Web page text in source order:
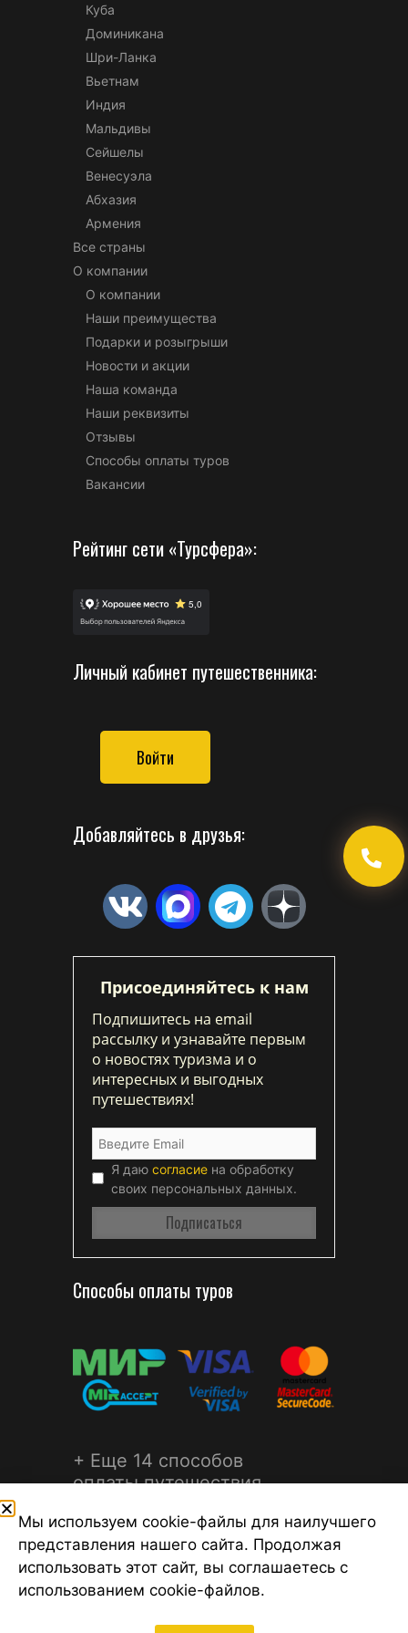
Куба
Доминикана
Шри-Ланка
Вьетнам
Индия
Мальдивы
Сейшелы
Венесуэла
Абхазия
Армения
Все страны
О компании
О компании
Наши преимущества
Подарки и розыгрыши
Новости и акции
Наша команда
Наши реквизиты
Отзывы
Способы оплаты туров
Вакансии
Рейтинг сети «Турсфера»:
Личный кабинет путешественника:
Войти
Добавляйтесь в друзья:
Присоединяйтесь к нам
Подпишитесь на email
рассылку и узнавайте первым
о новостях туризма и о
интересных и выгодных
путешествиях!
Я даю согласие на обработку
своих персональных данных.
Способы оплаты туров
+ Еще 14 способов
оплаты путешествия
©2026 Турагентство Турсфера - Поиск туров от надежных
Мы используем cookie-файлы для наилучшего
представления нашего сайта. Продолжая
использовать этот сайт, вы соглашаетесь с
использованием cookie-файлов.